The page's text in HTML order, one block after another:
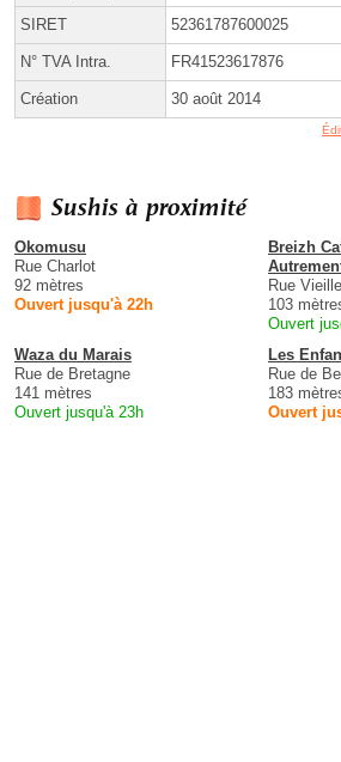
SIRET 52361787600025
N° TVA Intra. FR41523617876
Création 30 août 2014
Sushis à proximité
Okomusu
Rue Charlot
92 mètres
Ouvert jusqu'à 22h
Breizh
Rue
103
Ouvert
Waza du Marais
Rue de Bretagne
141 mètres
Ouvert jusqu'à 23h
Les
Rue de
183
Ouvert